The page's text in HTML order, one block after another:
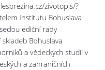
zivotopis/?
Institutu Bohuslava
ediční rady
Bohuslava
a vědeckých studií v
a zahraničních